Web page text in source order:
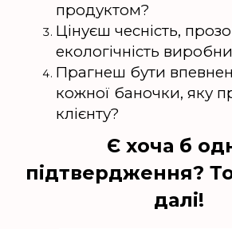
продуктом?
Цінуєш чесність,
екологічність
Прагнеш бути
кожної баночки, яку
клієнту?
Є хоча б
підтвердження?
далі!